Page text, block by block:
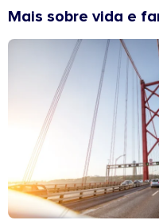
Mais sobre vida e